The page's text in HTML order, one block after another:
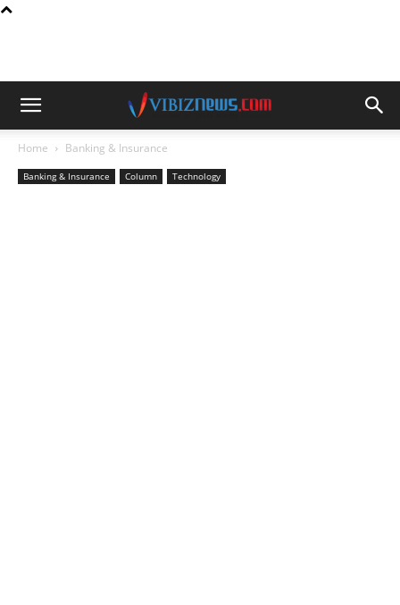
Home Banking & Insurance
Banking & Insurance Column Technology